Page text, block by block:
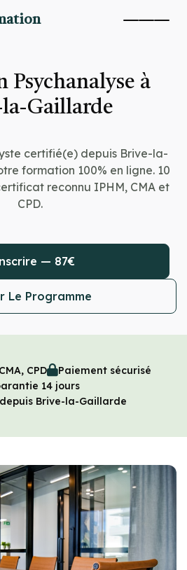
Psychanalyse à
Gaillarde
certifié(e) depuis Brive-la-
formation 100% en ligne. 10
reconnu IPHM, CMA et
CPD.
— 87€
Le Programme
CPD
Paiement sécurisé
14 jours
Brive-la-Gaillarde